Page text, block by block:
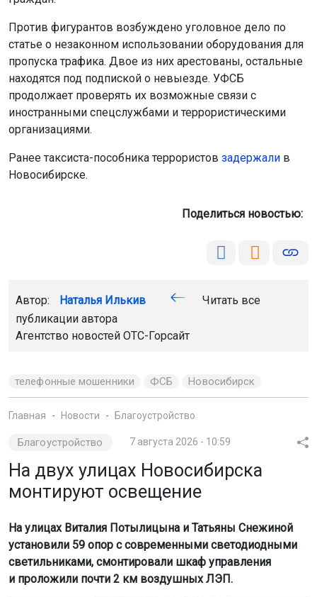
Против фигурантов возбуждено уголовное дело по
статье о незаконном использовании оборудования для
пропуска трафика. Двое из них арестованы, остальные
находятся под подпиской о невыезде. УФСБ
продолжает проверять их возможные связи с
иностранными спецслужбами и террористическими
организациями.
Ранее таксиста-пособника террористов задержали в
Новосибирске.
Поделиться новостью:
Автор: Наталья Илькив
Читать все
публикации автора
Агентство новостей ОТС-Горсайт
телефонные мошенники ФСБ Новосибирск
Главная Новости Благоустройство
Благоустройство 7 августа 2026 - 10:59
На двух улицах Новосибирска
монтируют освещение
На улицах Виталия Потылицына и Татьяны Снежиной
установили 59 опор с современными светодиодными
светильниками, смонтировали шкаф управления
и проложили почти 2 км воздушных ЛЭП.